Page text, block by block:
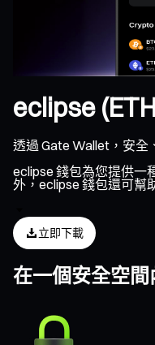
eclipse
透過 Gate Wallet，安全
eclipse 錢包為您提供一
外，eclipse 錢包還可幫
立即下載
在一個安全空